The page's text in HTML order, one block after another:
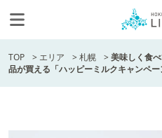
TOP > エリア >札幌 >美味しく食
品が買える「ハッピーミルクキャンペー